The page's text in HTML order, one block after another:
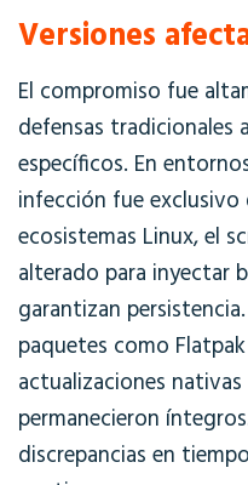
Versiones
El compromiso fue
defensas tradicionales
específicos. En
infección fue
ecosistemas Linux, el
alterado para inyectar
garantizan
paquetes como
actualizaciones
permanecieron
discrepancias en